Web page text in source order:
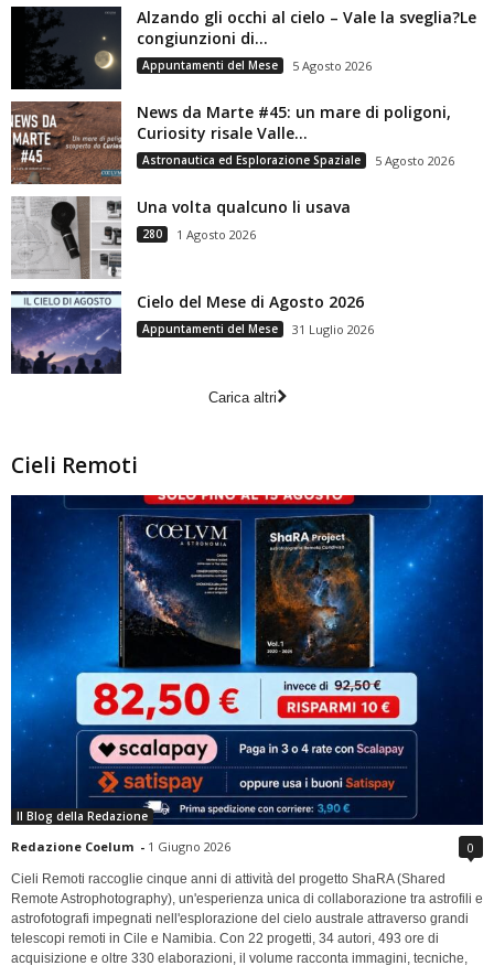
Alzando gli occhi al cielo – Vale la sveglia?Le
congiunzioni di...
Appuntamenti del Mese 5 Agosto 2026
News da Marte #45: un mare di poligoni,
Curiosity risale Valle...
Astronautica ed Esplorazione Spaziale 5 Agosto 2026
Una volta qualcuno li usava
280 1 Agosto 2026
Cielo del Mese di Agosto 2026
Appuntamenti del Mese 31 Luglio 2026
Carica altri
Cieli Remoti
Il Blog della Redazione
Redazione Coelum - 1 Giugno 2026 0
Cieli Remoti raccoglie cinque anni di attività del progetto ShaRA (Shared
Remote Astrophotography), un'esperienza unica di collaborazione tra astrofili e
astrofotografi impegnati nell'esplorazione del cielo australe attraverso grandi
telescopi remoti in Cile e Namibia. Con 22 progetti, 34 autori, 493 ore di
acquisizione e oltre 330 elaborazioni, il volume racconta immagini, tecniche,